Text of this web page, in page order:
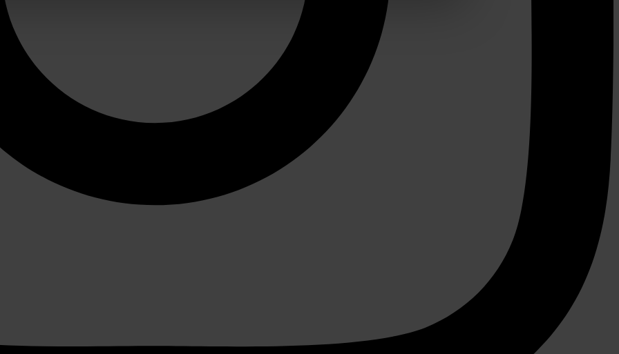
Ook delen we informatie over uw gebruik van onze site met onze partners voor social
Deze partners kunnen deze gegevens combineren met andere informatie die u aan ze heeft
op basis van uw gebruik van hun services.